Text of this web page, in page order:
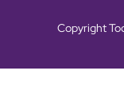
Copyright